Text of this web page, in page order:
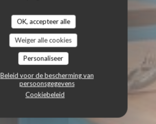
OK, accepteer alle
Weiger alle cookies
Personaliseer
Beleid voor de bescherming van
persoonsgegevens
Cookiebeleid